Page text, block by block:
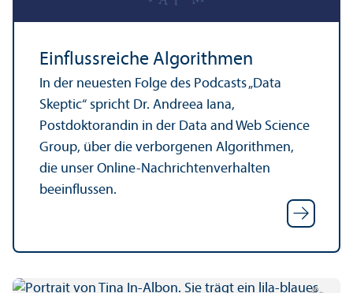
Einflussreiche Algorithmen
In der neuesten Folge des Podcasts „Data
Skeptic“ spricht Dr. Andreea Iana,
Postdoktorandin in der Data and Web Science
Group, über die verborgenen Algorithmen,
die unser Online-Nachrichten­verhalten
beeinflussen.